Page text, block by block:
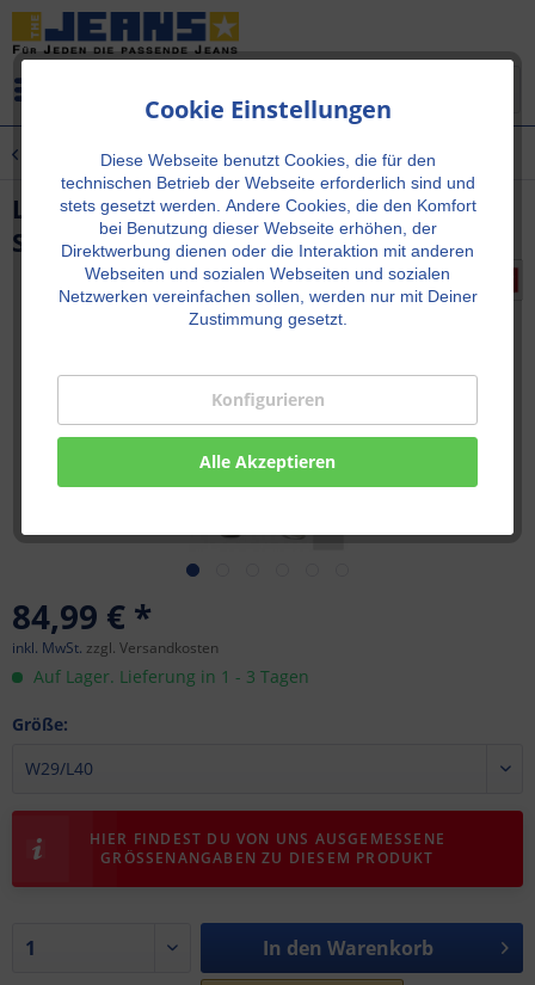
Cookie Einstellungen
Diese Webseite benutzt Cookies, die für den
technischen Betrieb der Webseite erforderlich sind und
stets gesetzt werden. Andere Cookies, die den Komfort
bei Benutzung dieser Webseite erhöhen, der
Direktwerbung dienen oder die Interaktion mit anderen
Webseiten und sozialen Webseiten und sozialen
Netzwerken vereinfachen sollen, werden nur mit Deiner
Zustimmung gesetzt.
Konfigurieren
Alle Akzeptieren
Übersicht Neu!
Lucy Shape Denim - Vintage Medium
Stone Blue Wash
84,99 € *
inkl. MwSt. zzgl. Versandkosten
Auf Lager. Lieferung in 1 - 3 Tagen
Größe:
HIER FINDEST DU VON UNS AUSGEMESSENE
GRÖSSENANGABEN ZU DIESEM PRODUKT
In den Warenkorb